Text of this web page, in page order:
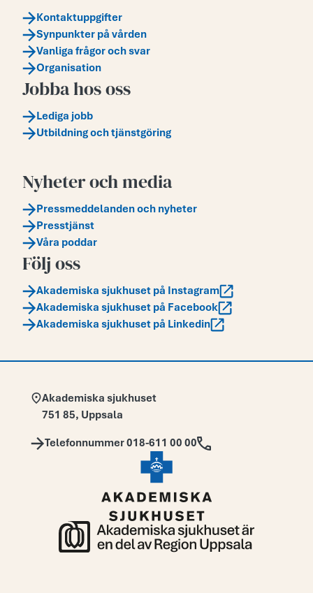
Kontaktuppgifter
Synpunkter på vården
Vanliga frågor och svar
Organisation
Jobba hos oss
Lediga jobb
Utbildning och tjänstgöring
Nyheter och media
Pressmeddelanden och nyheter
Presstjänst
Våra poddar
Följ oss
Akademiska sjukhuset på Instagram
Akademiska sjukhuset på Facebook
Akademiska sjukhuset på Linkedin
Adress:
Akademiska sjukhuset
751 85, Uppsala
Telefon:
Telefonnummer 018-611 00 00